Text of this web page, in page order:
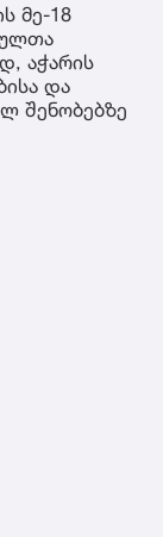
მე-18
აჭარის
და
შენობებზე